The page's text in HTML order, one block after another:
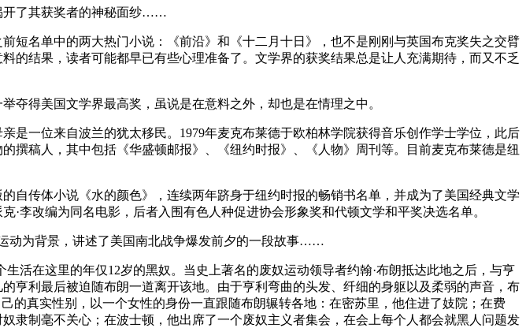
开了其获奖者的神秘面纱……
短名单中的两大热门小说：《前沿》和《十二月十日》，也不是刚刚与英国布克奖失之交臂
结果，读者可能都早已有些心理准备了。文学界的获奖结果总是让人充满期待，而又不乏
夺得美国文学界最高奖，虽说是在意料之外，却也是在情理之中。
是一位来自波兰的犹太移民。1979年麦克布莱德于欧柏林学院获得音乐创作学士学位，此后
撰稿人，其中包括《华盛顿邮报》、《纽约时报》、《人物》周刊等。目前麦克布莱德是纽
自传体小说《水的颜色》，连续两年跻身于纽约时报的畅销书名单，并成为了美国经典文学
李改编为同名电影，后者入围有色人种促进协会形象奖和代顿文学和平奖决选名单。
动为背景，讲述了美国南北战争爆发前夕的一段故事……
活在这里的年仅12岁的黑奴。当史上著名的废奴运动领导者约翰·布朗抵达此地之后，与亨
亨利最后被迫随布朗一道离开该地。由于亨利弯曲的头发、纤细的身躯以及柔弱的声音，布
的真实性别，以一个女性的身份一直跟随布朗辗转各地：在密苏里，他住进了妓院；在费
隶制毫不关心；在波士顿，他出席了一个废奴主义者集会，在会上每个人都会就黑人问题发